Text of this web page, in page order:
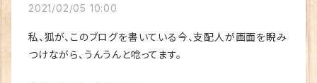
2021/02/05 10:00
私、狐が、このブログを書いている今、支配人が画面を睨み
つけながら、うんうんと唸ってます。